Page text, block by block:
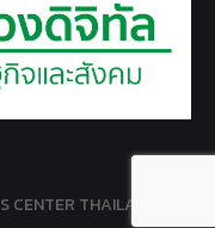
THAILAND